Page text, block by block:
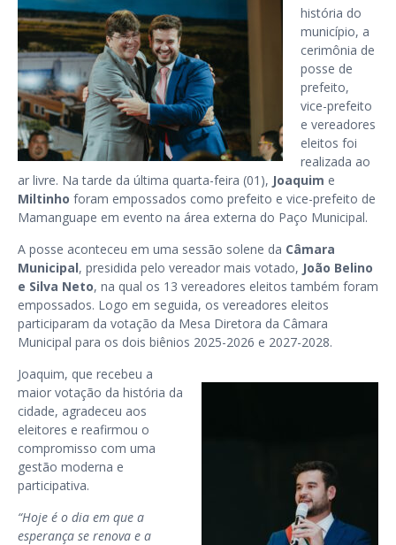
história do
município, a
cerimônia de
posse de
prefeito,
vice-prefeito
e vereadores
eleitos foi
realizada ao
ar livre. Na tarde da última quarta-feira (01), Joaquim e
Miltinho foram empossados como prefeito e vice-prefeito de
Mamanguape em evento na área externa do Paço Municipal.
A posse aconteceu em uma sessão solene da Câmara
Municipal, presidida pelo vereador mais votado, João Belino
e Silva Neto, na qual os 13 vereadores eleitos também foram
empossados. Logo em seguida, os vereadores eleitos
participaram da votação da Mesa Diretora da Câmara
Municipal para os dois biênios 2025-2026 e 2027-2028.
Joaquim, que recebeu a
maior votação da história da
cidade, agradeceu aos
eleitores e reafirmou o
compromisso com uma
gestão moderna e
participativa.
“Hoje é o dia em que a
esperança se renova e a